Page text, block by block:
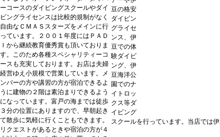
ーコースのダイビングスクールやダイ
ビングライセンスは比較的規制がなく
自由なＣＭＡＳスターズをメインに行
っています。２００１年度にはＰＡＤ
Ｉから継続教育優秀賞も頂いておりま
す。このため各種スペシャリティーコ
ースも充実しております。お店は夫婦
経営ゆえ小規模で営業しています。メ
ンバーの方や講習の方が宿泊できるよ
うに建物の２階は素泊まりできるよう
になっています。富戸の海までは徒歩
３分の位置にありますので、早朝起き
て散歩に気軽に行くこともできます。
リクエストがあるときや宿泊の方が４
豆の格安
ダイビン
グライセ
ンス、伊
豆での体
験ダイビ
ング、伊
豆海洋公
園でのナ
イトロッ
クス等ダ
イビング
スクールを行っています。当店では